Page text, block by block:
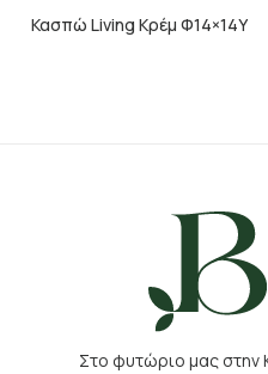
Κασπώ Living Κρέμ Φ14×14Υ
Στο φυτώριο μας στην